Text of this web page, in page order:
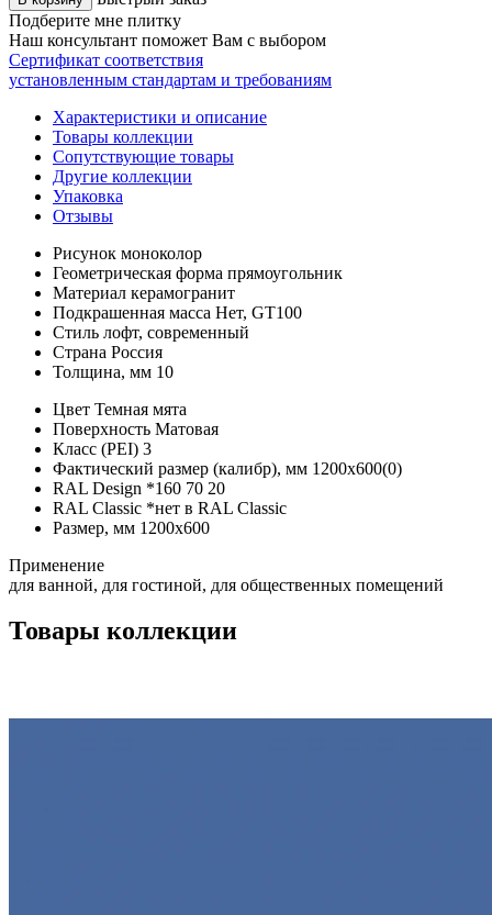
Подберите мне плитку
Наш консультант поможет Вам с выбором
Сертификат соответствия
установленным стандартам и требованиям
Характеристики и описание
Товары коллекции
Сопутствующие товары
Другие коллекции
Упаковка
Отзывы
Рисунок моноколор
Геометрическая форма прямоугольник
Материал керамогранит
Подкрашенная масса Нет, GT100
Стиль лофт, современный
Страна Россия
Толщина, мм 10
Цвет Темная мята
Поверхность Матовая
Класс (PEI) 3
Фактический размер (калибр), мм 1200х600(0)
RAL Design *160 70 20
RAL Classic *нет в RAL Сlassic
Размер, мм 1200х600
Применение
для ванной, для гостиной, для общественных помещений
Товары коллекции